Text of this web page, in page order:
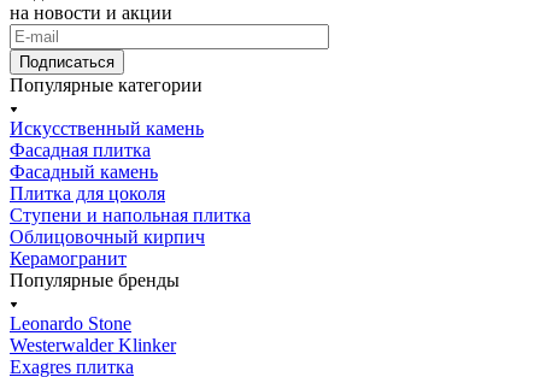
на новости и акции
Подписаться
Популярные категории
Искусственный камень
Фасадная плитка
Фасадный камень
Плитка для цоколя
Ступени и напольная плитка
Облицовочный кирпич
Керамогранит
Популярные бренды
Leonardo Stone
Westerwalder Klinker
Exagres плитка